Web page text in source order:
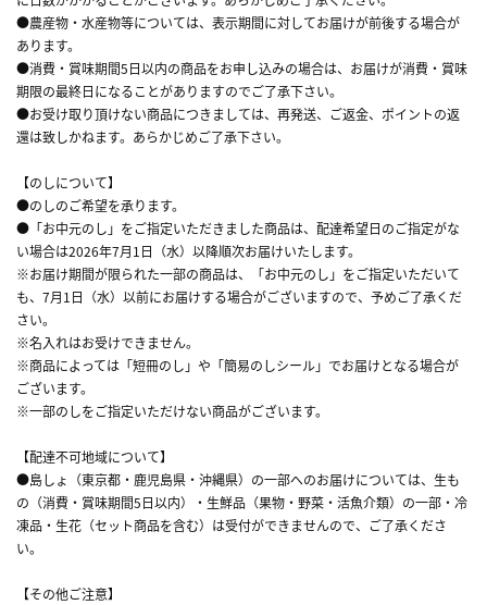
●農産物・水産物等については、表示期間に対してお届けが前後する場合が
あります。
●消費・賞味期間5日以内の商品をお申し込みの場合は、お届けが消費・賞味
期限の最終日になることがありますのでご了承下さい。
●お受け取り頂けない商品につきましては、再発送、ご返金、ポイントの返
還は致しかねます。あらかじめご了承下さい。
【のしについて】
●のしのご希望を承ります。
●「お中元のし」をご指定いただきました商品は、配達希望日のご指定がな
い場合は2026年7月1日（水）以降順次お届けいたします。
※お届け期間が限られた一部の商品は、「お中元のし」をご指定いただいて
も、7月1日（水）以前にお届けする場合がございますので、予めご了承くだ
さい。
※名入れはお受けできません。
※商品によっては「短冊のし」や「簡易のしシール」でお届けとなる場合が
ございます。
※一部のしをご指定いただけない商品がございます。
【配達不可地域について】
●島しょ（東京都・鹿児島県・沖縄県）の一部へのお届けについては、生も
の（消費・賞味期間5日以内）・生鮮品（果物・野菜・活魚介類）の一部・冷
凍品・生花（セット商品を含む）は受付ができませんので、ご了承くださ
い。
【その他ご注意】